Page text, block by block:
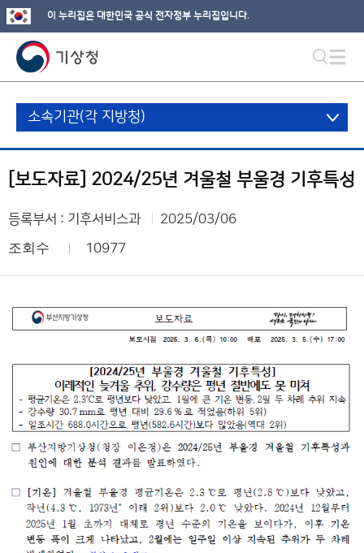
이 누리집은 대한민국 공식 전자정부 누리집입니다.
소속기관(각 지방청)
[보도자료] 2024/25년 겨울철 부울경 기후특성
등록부서 : 기후서비스과 2025/03/06
조회수 10977